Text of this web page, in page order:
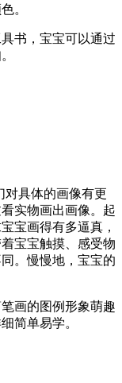
。
书，宝宝可以通过
对具体的画像有更
实物画出画像。起
宝画得有多逼真，
宝宝触摸、感受物
。慢慢地，宝宝的
画的图例形象萌趣
简单易学。